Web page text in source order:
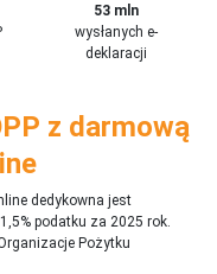
53 mln
wysłanych e-
deklaracji
z darmową
dedykowna jest
podatku za 2025 rok.
Pożytku